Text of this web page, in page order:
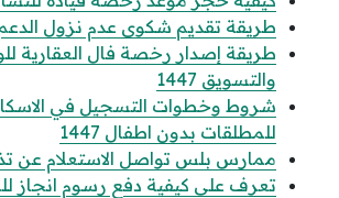
طريقة تقديم شكوى عدم نزول الدعم
طريقة إصدار رخصة فال العقارية
والتسويق 1447
شروط وخطوات التسجيل في
للمطلقات بدون اطفال 1447
ممارس بلس تواصل الاستعلام عن تذكرة
تعرف على كيفية دفع رسوم انجاز